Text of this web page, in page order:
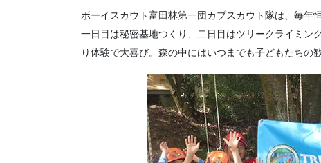
ボーイスカウト富田林第一団カブスカウト隊は、毎年
一日目は秘密基地つくり、二日目はツリークライミン
り体験で大喜び。森の中にはいつまでも子どもたちの